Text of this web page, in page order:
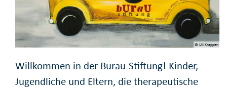
© Uli Krappen
Willkommen in der Burau-Stiftung! Kinder,
Jugendliche und Eltern, die therapeutische